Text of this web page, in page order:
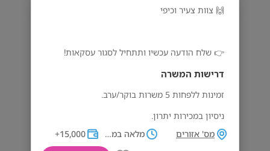
🙌 צוות צעיר וכיפי
👉 שלח הודעה עכשיו ותתחיל לסגור עסקאות!
דרישות המשרה
זמינות ללפחות 5 משרות בוקר/ערב.
ניסיון במכירות יתרון.
מס' אזורים
מלאה במשמרות 15,000+